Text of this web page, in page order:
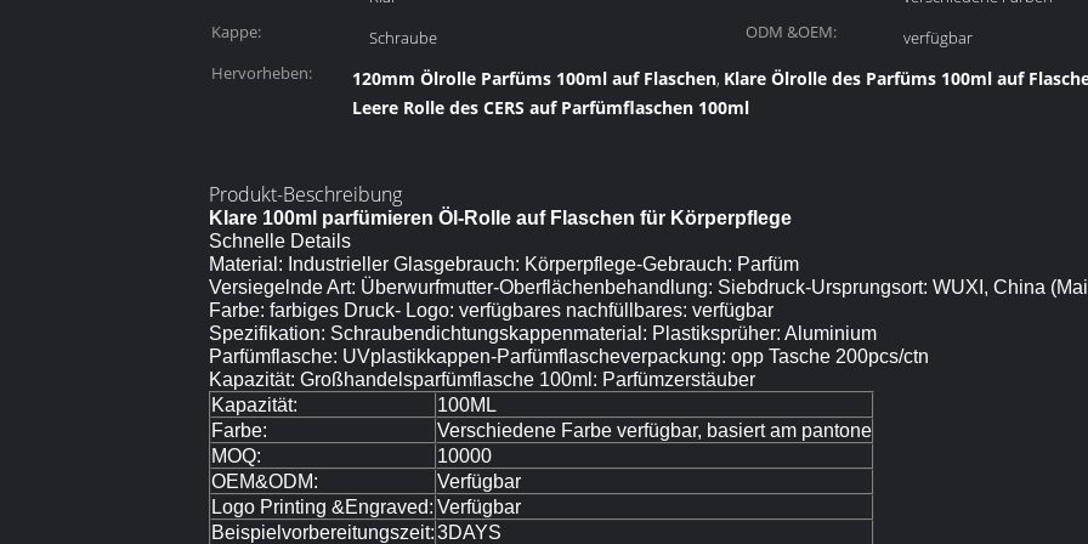
Kappe:
Schraube ODM &OEM:
verfügbar
Hervorheben:
120mm Ölrolle Parfüms 100ml auf Flaschen, Klare Ölrolle des Parfüms 100ml auf
Leere Rolle des CERS auf Parfümflaschen 100ml
Produkt-Beschreibung
Klare 100ml parfümieren Öl-Rolle auf Flaschen für Körperpflege
Schnelle Details
Material: Industrieller Glasgebrauch: Körperpflege-Gebrauch: Parfüm
Versiegelnde Art: Überwurfmutter-Oberflächenbehandlung: Siebdruck-Ursprungsort: WUXI, China
Farbe: farbiges Druck- Logo: verfügbares nachfüllbares: verfügbar
Spezifikation: Schraubendichtungskappenmaterial: Plastiksprüher: Aluminium
Parfümflasche: UVplastikkappen-Parfümflascheverpackung: opp Tasche 200pcs/ctn
Kapazität: Großhandelsparfümflasche 100ml: Parfümzerstäuber
Kapazität:
100ML
Farbe:
Verschiedene Farbe verfügbar, basiert am pantone
MOQ:
10000
OEM&ODM:
Verfügbar
Logo Printing &Engraved: Verfügbar
Beispielvorbereitungszeit:3DAYS